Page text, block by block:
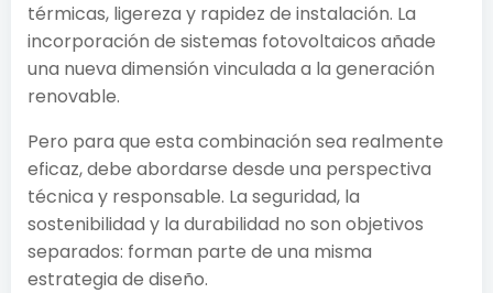
térmicas, ligereza y rapidez de instalación. La
incorporación de sistemas fotovoltaicos añade
una nueva dimensión vinculada a la generación
renovable.
Pero para que esta combinación sea realmente
eficaz, debe abordarse desde una perspectiva
técnica y responsable. La seguridad, la
sostenibilidad y la durabilidad no son objetivos
separados: forman parte de una misma
estrategia de diseño.